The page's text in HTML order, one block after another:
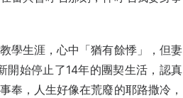
學生涯，心中「猶有餘悸」，但妻
開始停止了14年的團契生活，認真
奉，人生好像在荒廢的耶路撒冷，